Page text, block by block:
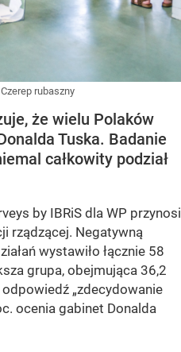
Czerep rubaszny
że wielu Polaków
Tuska. Badanie
całkowity podział
by IBRiS dla WP przynosi
rządzącej. Negatywną
wystawiło łącznie 58
grupa, obejmująca 36,2
„zdecydowanie
ocenia gabinet Donalda